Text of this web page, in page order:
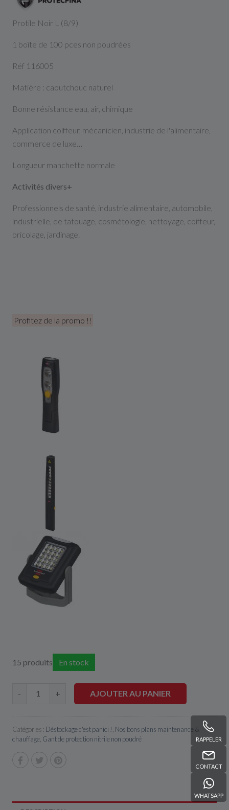
RAPPELER
CONTACT
WHATSAPP
Protile Noir L (8/9)
1 boîte de 100 pces non poudrées
Réf 116005
Matière : caoutchouc naturel
Bonne résistance eau, air, chimique
Application coiffeur, mécanicien, industrie de l'alimentaire,
commerce de luxe…
Longueur manchette normale
Activités divers+
Professionnels de santé, industrie alimentaire, automobile,
industrielle, de tatouage, cosmétologie, nettoyage, coiffeur,
bricolage, jardinage.
Profitez de la promo !!
15 produits En stock
- + AJOUTER AU PANIER
Catégories : Déstockage c'est par ici ! Nos bons plans maintenance &
chauffage Gant de protection nitrile non poudré